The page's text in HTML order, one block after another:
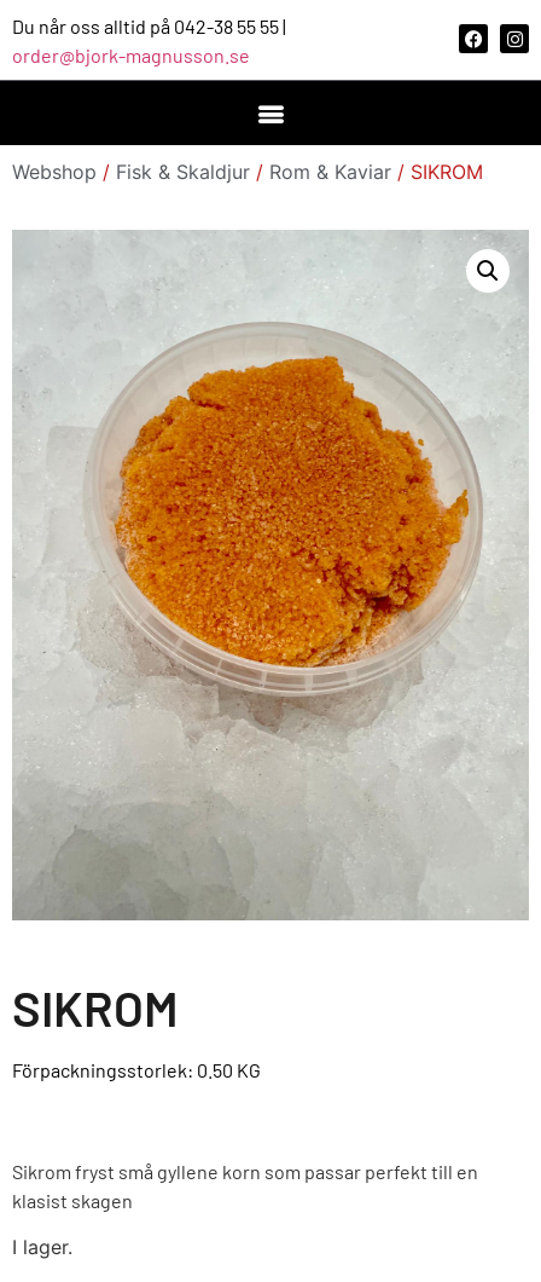
Du når oss alltid på 042-38 55 55 |
order@bjork-magnusson.se
Webshop / Fisk & Skaldjur / Rom & Kaviar / SIKROM
SIKROM
Förpackningsstorlek: 0.50 KG
Sikrom fryst små gyllene korn som passar perfekt till en
klasist skagen
I lager.